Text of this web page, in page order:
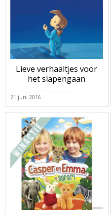
Lieve verhaaltjes voor
het slapengaan
21 juni 2016